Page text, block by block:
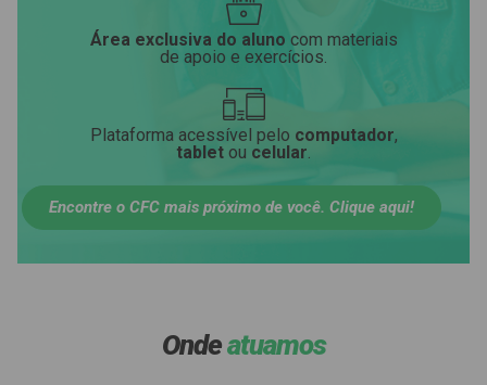
Área exclusiva do aluno com materiais
de apoio e exercícios.
Plataforma acessível pelo computador,
tablet ou celular
Encontre o CFC mais próximo de você. Clique aqui!
Ondeatuamos